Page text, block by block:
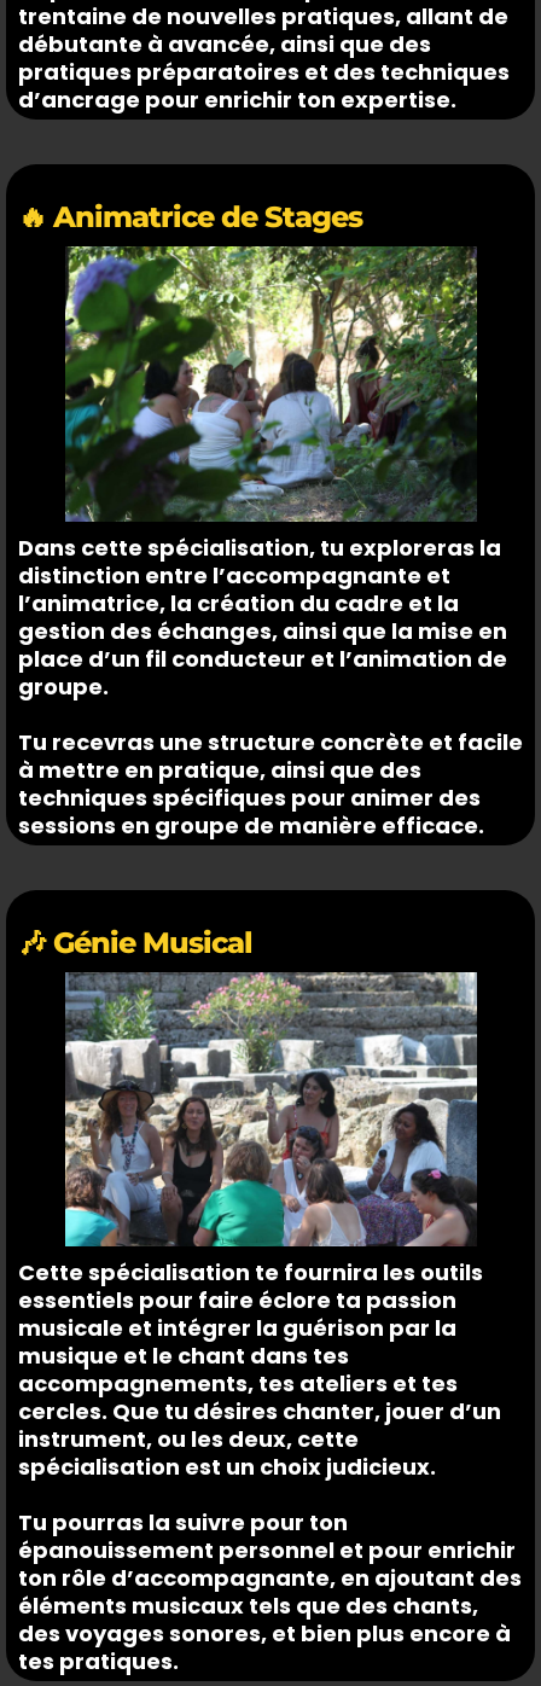
trentaine de nouvelles pratiques, allant de
débutante à avancée, ainsi que des
pratiques préparatoires et des techniques
d’ancrage pour enrichir ton expertise.
🔥 Animatrice de Stages
Dans cette spécialisation, tu exploreras la
distinction entre l’accompagnante et
l’animatrice, la création du cadre et la
gestion des échanges, ainsi que la mise en
place d’un fil conducteur et l’animation de
groupe.
Tu recevras une structure concrète et facile
à mettre en pratique, ainsi que des
techniques spécifiques pour animer des
sessions en groupe de manière efficace.
🎶 Génie Musical
Cette spécialisation te fournira les outils
essentiels pour faire éclore ta passion
musicale et intégrer la guérison par la
musique et le chant dans tes
accompagnements, tes ateliers et tes
cercles. Que tu désires chanter, jouer d’un
instrument, ou les deux, cette
spécialisation est un choix judicieux.
Tu pourras la suivre pour ton
épanouissement personnel et pour enrichir
ton rôle d’accompagnante, en ajoutant des
éléments musicaux tels que des chants,
des voyages sonores, et bien plus encore à
tes pratiques.